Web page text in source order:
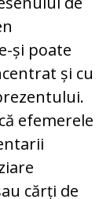
și poate
și cu
efemerele
cărți de